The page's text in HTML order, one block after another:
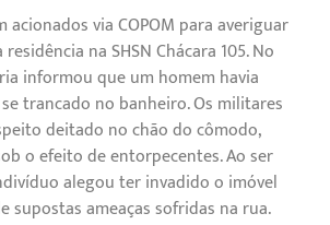
acionados via COPOM para averiguar
na SHSN Chácara 105. No
informou que um homem havia
trancado no banheiro. Os militares
deitado no chão do cômodo,
o efeito de entorpecentes. Ao ser
alegou ter invadido o imóvel
supostas ameaças sofridas na rua.